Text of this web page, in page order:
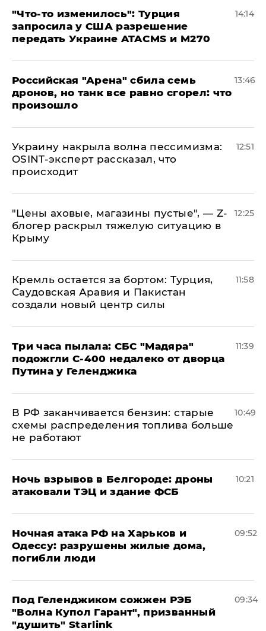
​"Что-то изменилось": Турция
запросила у США разрешение
передать Украине ATACMS и M270
14:14
​Российская "Арена" сбила семь
дронов, но танк все равно сгорел: что
произошло
13:46
​Украину накрыла волна пессимизма:
OSINT-эксперт рассказал, что
происходит
12:51
​"Цены аховые, магазины пустые", — Z-
блогер раскрыл тяжелую ситуацию в
Крыму
12:25
​Кремль остается за бортом: Турция,
Саудовская Аравия и Пакистан
создали новый центр силы
11:58
Три часа пылала: СБС "Мадяра"
подожгли С-400 недалеко от дворца
Путина у Геленджика
11:39
​В РФ заканчивается бензин: старые
схемы распределения топлива больше
не работают
10:49
​Ночь взрывов в Белгороде: дроны
атаковали ТЭЦ и здание ФСБ
10:21
​Ночная атака РФ на Харьков и
Одессу: разрушены жилые дома,
погибли люди
09:52
Под Геленджиком сожжен РЭБ
"Волна Купол Гарант", призванный
"душить" Starlink
09:34